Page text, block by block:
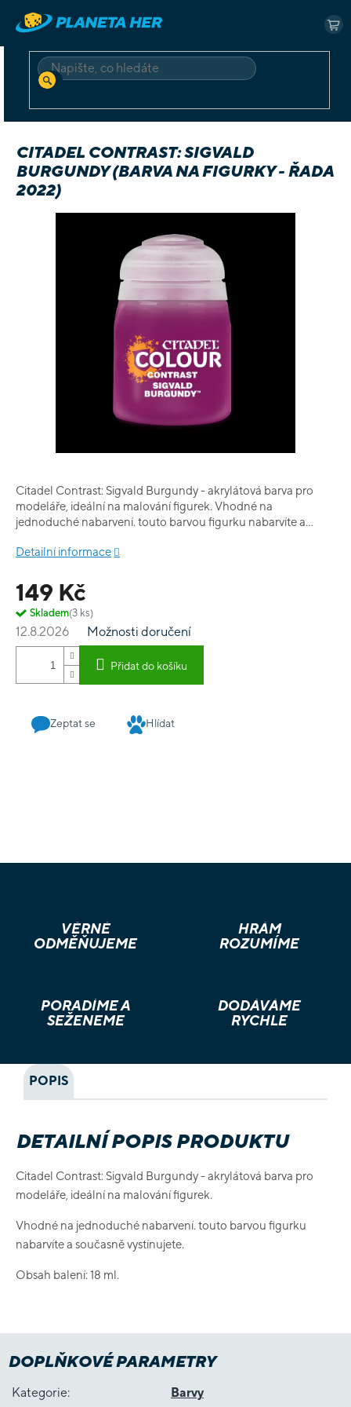
obsah
HLEDAT
CITADEL CONTRAST: SIGVALD
BURGUNDY (BARVA NA FIGURKY - ŘADA
2022)
149 Kč
Skladem(3 ks)
12.8.2026 Možnosti doručení
Přidat do košíku
Citadel Contrast: Sigvald Burgundy - akrylátová barva pro
modeláře, ideální na malování figurek. Vhodné na
jednoduché nabarvení. touto barvou figurku nabarvíte a
Detailní informace
Zeptat se Hlídat
VĚRNÉ
ODMĚŇUJEME
HRÁM
ROZUMÍME
PORADÍME A
SEŽENEME
DODÁVÁME
RYCHLE
POPIS
DETAILNÍ POPIS PRODUKTU
Citadel Contrast: Sigvald Burgundy - akrylátová barva pro
modeláře, ideální na malování figurek.
Vhodné na jednoduché nabarvení. touto barvou figurku
nabarvíte a současně vystínujete.
Obsah balení: 18 ml.
DOPLŇKOVÉ PARAMETRY
Kategorie: Barvy